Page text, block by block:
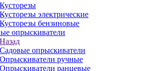
Кусторезы
Кусторезы электрические
Кусторезы бензиновые
опрыскиватели
Назад
Садовые опрыскиватели
Опрыскиватели ручные
Опрыскиватели ранцевые